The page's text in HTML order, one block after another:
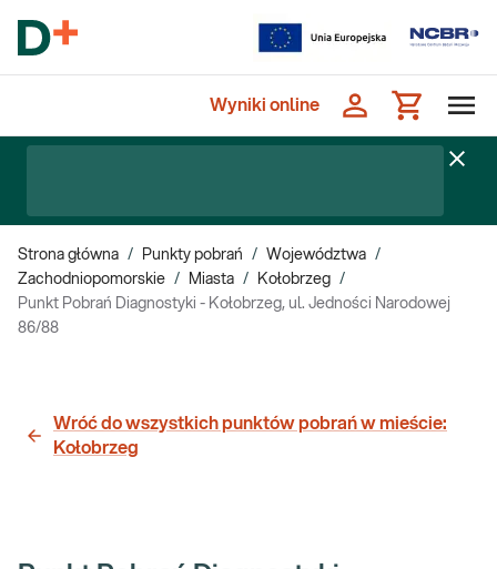
Wyniki online
Strona główna / Punkty pobrań / Województwa /
Zachodniopomorskie / Miasta / Kołobrzeg /
Punkt Pobrań Diagnostyki - Kołobrzeg, ul. Jedności Narodowej
86/88
Wróć do wszystkich punktów pobrań w mieście:
Kołobrzeg